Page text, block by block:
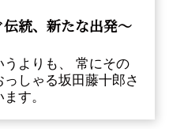
統、新たな出発～
よりも、 常にその
しゃる坂田藤十郎さ
す。